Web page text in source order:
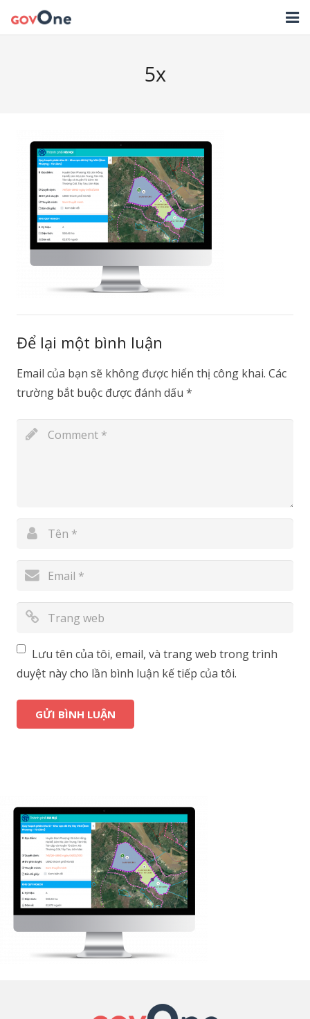
HỖ TRỢ
TẢI ỨNG DỤNG
LIÊN HỆ
NHẬT KÝ CẬP NHẬT PHẦN MỀM
5x
Để lại một bình luận
Email của bạn sẽ không được hiển thị công khai. Các
trường bắt buộc được đánh dấu *
Lưu tên của tôi, email, và trang web trong trình
duyệt này cho lần bình luận kế tiếp của tôi.